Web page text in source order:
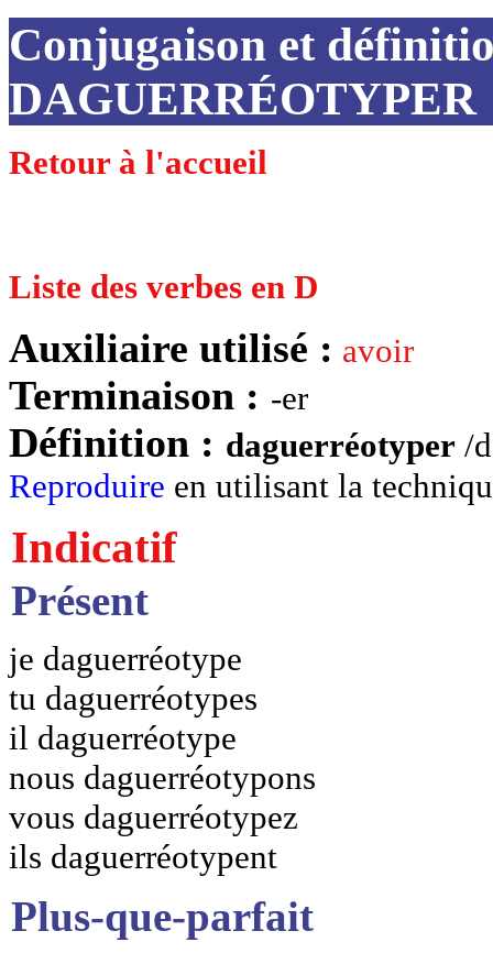
Conjugaison et
DAGUERRÉOTYPER
Retour à l'accueil
Liste des verbes en D
Auxiliaire utilisé : avoir
Terminaison : -er
Définition : daguerréotyper /
Reproduire en utilisant la
Indicatif
Présent
je daguerréotype
tu daguerréotypes
il daguerréotype
nous daguerréotypons
vous daguerréotypez
ils daguerréotypent
Plus-que-parfait